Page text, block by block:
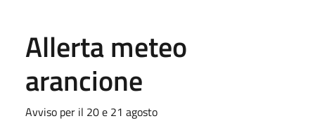
Allerta meteo
arancione
Avviso per il 20 e 21 agosto